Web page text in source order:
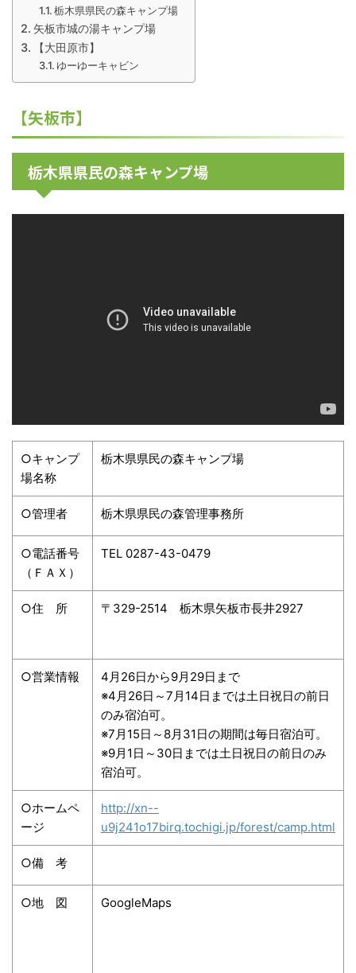
栃木県県民の森キャンプ場
矢板市城の湯キャンプ場
【大田原市】
ゆーゆーキャビン
【矢板市】
栃木県県民の森キャンプ場
○キャンプ
場名称
栃木県県民の森キャンプ場
○管理者 栃木県県民の森管理事務所
○電話番号
（ＦＡＸ）
TEL 0287-43-0479
○住 所 〒329-2514 栃木県矢板市長井2927
○営業情報
4月26日から9月29日まで
※4月26日～7月14日までは土日祝日の前日
のみ宿泊可。
※7月15日～8月31日の期間は毎日宿泊可。
※9月1日～30日までは土日祝日の前日のみ
宿泊可。
○ホームペ
ージ
http://xn--
u9j241o17birq.tochigi.jp/forest/camp.html
○備 考
○地 図 GoogleMaps